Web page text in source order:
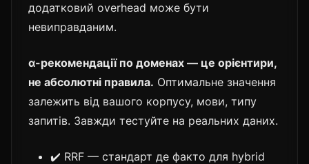
додатковий overhead може бути
невиправданим.
α-рекомендації по доменах — це орієнтири,
не абсолютні правила. Оптимальне значення
залежить від вашого корпусу, мови, типу
запитів. Завжди тестуйте на реальних даних.
✔️ RRF — стандарт де факто для hybrid